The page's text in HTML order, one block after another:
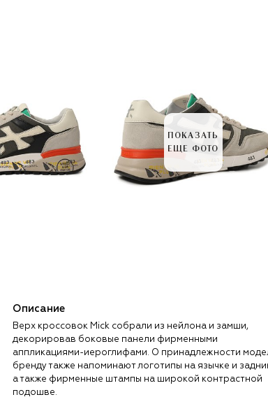
ПОКАЗАТЬ
ЕЩЕ ФОТО
Описание
Верх кроссовок Mick собрали из нейлона и замши,
декорировав боковые панели фирменными
аппликациями-иероглифами. О принадлежности
бренду также напоминают логотипы на язычке и
а также фирменные штампы на широкой контрастной
подошве.